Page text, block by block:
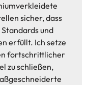
sicher, dass
und
erfüllt. Ich setze
fortschrittlicher
zu schließen,